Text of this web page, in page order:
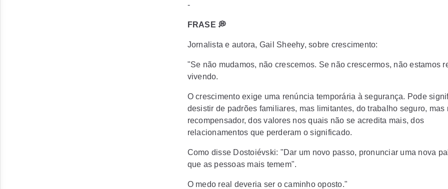
-
FRASE 💭
Jornalista e autora, Gail Sheehy, sobre crescimento:
"Se não mudamos, não crescemos. Se não crescermos, não estamos
vivendo.
O crescimento exige uma renúncia temporária à segurança. Pode
desistir de padrões familiares, mas limitantes, do trabalho seguro, mas
recompensador, dos valores nos quais não se acredita mais, dos
relacionamentos que perderam o significado.
Como disse Dostoiévski: "Dar um novo passo, pronunciar uma nova
que as pessoas mais temem".
O medo real deveria ser o caminho oposto."